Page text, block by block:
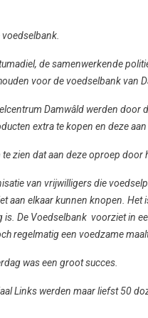
de samenwerkende
voor de voedselbank van
Damwâld werden door
extra te kopen en deze
zien dat aan deze oproep door
van vrijwilligers die
aan elkaar kunnen knopen.
De Voedselbank voorziet in
regelmatig een voedzame
was een groot succes.
Links werden maar liefst 50